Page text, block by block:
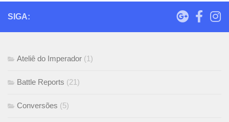
SIGA:
Ateliê do Imperador (1)
Battle Reports (21)
Conversões (5)